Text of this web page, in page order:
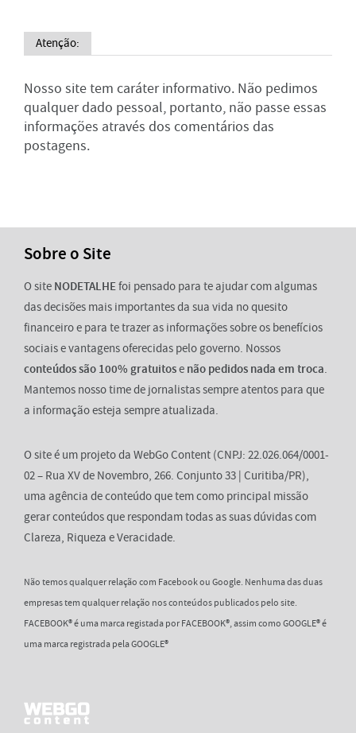
Atenção:
Nosso site tem caráter informativo. Não pedimos
qualquer dado pessoal, portanto, não passe essas
informações através dos comentários das
postagens.
Sobre o Site
O site NODETALHEfoi pensado para te ajudar com algumas
das decisões mais importantes da sua vida no quesito
financeiro e para te trazer as informações sobre os benefícios
sociais e vantagens oferecidas pelo governo. Nossos
conteúdos são 100% gratuitose não pedidos nada em troca.
Mantemos nosso time de jornalistas sempre atentos para que
a informação esteja sempre atualizada.
O site é um projeto da WebGo Content (CNPJ: 22.026.064/0001-
02 – Rua XV de Novembro, 266. Conjunto 33 | Curitiba/PR),
uma agência de conteúdo que tem como principal missão
gerar conteúdos que respondam todas as suas dúvidas com
Clareza, Riqueza e Veracidade.
Não temos qualquer relação com Facebook ou Google. Nenhuma das duas
empresas tem qualquer relação nos conteúdos publicados pelo site.
FACEBOOK® é uma marca registada por FACEBOOK®, assim como GOOGLE® é
uma marca registrada pela GOOGLE®